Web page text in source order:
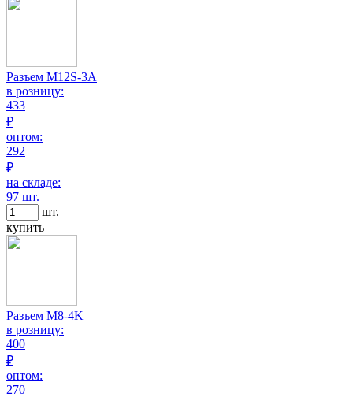
Разъем M12S-3A
в розницу:
433
₽
оптом:
292
₽
на складе:
97 шт.
шт.
купить
Разъем M8-4K
в розницу:
400
₽
оптом:
270